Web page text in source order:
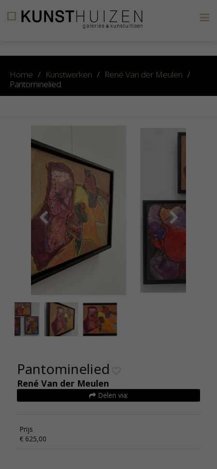
Home / Kunstwerken / René Van der Meulen /
Pantominelied
Pantominelied
René Van der Meulen
Delen via:
Prijs
€ 625,00